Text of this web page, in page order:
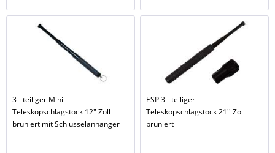
3 - teiliger Mini
Teleskopschlagstock 12" Zoll
brüniert mit Schlüsselanhänger
ESP 3 - teiliger
Teleskopschlagstock 21'' Zoll
brüniert